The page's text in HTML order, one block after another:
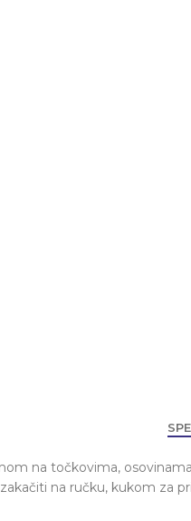
na točkovima,
na ručku, kukom za